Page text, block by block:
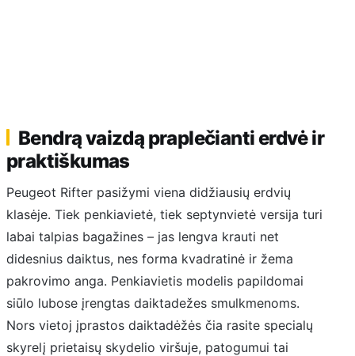
Bendrą vaizdą praplečianti erdvė ir
praktiškumas
Peugeot Rifter pasižymi viena didžiausių erdvių
klasėje. Tiek penkiavietė, tiek septynvietė versija turi
labai talpias bagažines – jas lengva krauti net
didesnius daiktus, nes forma kvadratinė ir žema
pakrovimo anga. Penkiavietis modelis papildomai
siūlo lubose įrengtas daiktadežes smulkmenoms.
Nors vietoj įprastos daiktadėžės čia rasite specialų
skyrelį prietaisų skydelio viršuje, patogumui tai